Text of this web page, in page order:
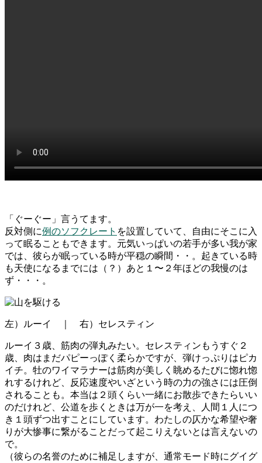
「ぐーぐー」言うてます。
反対側に例のソフクレート を設置していて、自由にそこに入
って眠ることもできます。元気いっぱいの若手が多い我が家
では、彼らが眠っている時が平穏の瞬間・・。起きている時
も天使になるまでには（？）あと１〜２年ほどの我慢のは
ず・・・。
左）ルーイ ｜ 右）セレスティン
ルーイ３歳、筋肉の弾丸みたい。セレスティンもうすぐ２
歳、肉はまだパピーっぽく柔らかですが、弾けっぷりはピカ
イチ。牡のワイマラナーは筋肉が美しく眺めるたびに惚れ惚
れするけれど、反応速度やいざという時の力の強さには圧倒
されることも。本当は２頭くらい一緒にお散歩できたらいい
のだけれど、公道を歩くときは万が一を考え、人間１人につ
き１頭ずつ出すことにしています。わたしの仄かな希望や奢
りが大惨事に繋がることだって起こりえないとは言えないの
で。
（彼らの名誉のために補足しますが、通常モード時にグイグ